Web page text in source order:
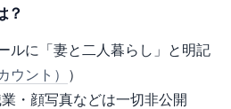
？
ルに「妻と二人暮らし」と明記
ウント） ）
・顔写真などは一切非公開